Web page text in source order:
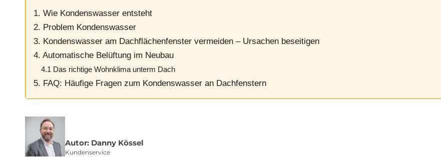
1. Wie Kondenswasser entsteht
2. Problem Kondenswasser
3. Kondenswasser am Dachflächenfenster vermeiden – Ursachen beseitigen
4. Automatische Belüftung im Neubau
4.1 Das richtige Wohnklima unterm Dach
5. FAQ: Häufige Fragen zum Kondenswasser an Dachfenstern
Autor: Danny Kössel
Kundenservice